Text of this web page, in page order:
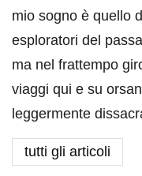
mio sogno è quello
esploratori del
ma nel frattempo
viaggi qui e su
leggermente
tutti gli articoli